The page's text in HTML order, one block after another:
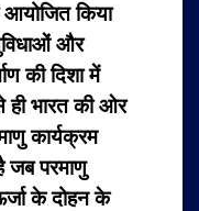
आयोजित किया
और
की दिशा में
ही भारत की ओर
कार्यक्रम
जब परमाणु
के दोहन के